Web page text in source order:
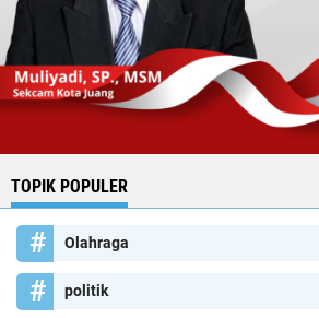
TOPIK POPULER
Olahraga
politik